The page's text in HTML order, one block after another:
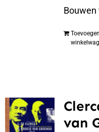
Bouwen
van